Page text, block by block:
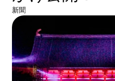
新聞